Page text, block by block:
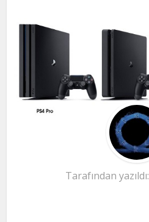
Tarafından yazıldı: